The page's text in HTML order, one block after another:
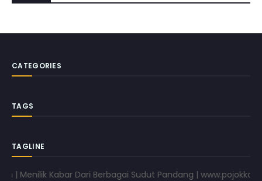
CATEGORIES
TAGS
TAGLINE
Kabar Dari Berbagai Sudut Pandang |